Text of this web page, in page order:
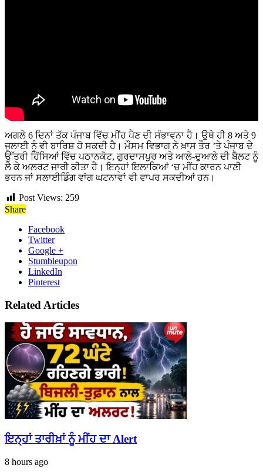
ਅਗਲੇ 6 ਦਿਨਾਂ ਤੱਕ ਪੰਜਾਬ ਵਿੱਚ ਮੀਂਹ ਪੈਣ ਦੀ ਸੰਭਾਵਨਾ ਹੈ। ਉਥੇ ਹੀ 8 ਅਤੇ 9
ਜੁਲਾਈ ਨੂੰ ਵੀ ਬਾਰਿਸ਼ ਹੋ ਸਕਦੀ ਹੈ। ਮੌਸਮ ਵਿਭਾਗ ਨੇ ਖ਼ਾਸ ਤੌਰ ’ਤੇ ਪੰਜਾਬ ਦੇ
ਉੱਤਰੀ ਹਿੱਸਿਆਂ ਵਿੱਚ ਪਠਾਨਕੋਟ, ਗੁਰਦਾਸਪੁਰ ਅਤੇ ਆਲੇ-ਦੁਆਲੇ ਦੀ ਬੈਲਟ ਨੂੰ
ਲੈ ਕੇ ਅਲਰਟ ਜਾਰੀ ਕੀਤਾ ਹੈ। ਇਨ੍ਹਾਂ ਇਲਾਕਿਆਂ ‘ਚ ਮੀਂਹ ਕਾਰਨ ਪਾਣੀ
ਭਰਨ ਜਾਂ ਸਲਾਈਡਿੰਗ ਵਾਂਗ ਘਟਨਾਵਾਂ ਵੀ ਵਾਪਰ ਸਕਦੀਆਂ ਹਨ।
Post Views: 259
Share
Facebook
Twitter
Google +
Stumbleupon
LinkedIn
Pinterest
Related Articles
ਇਨ੍ਹਾਂ ਤਾਰੀਖ਼ਾਂ ਨੂੰ ਮੀਂਹ ਦਾ Alert
8 hours ago